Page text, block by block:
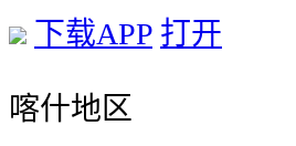
下载APP 打开
喀什地区